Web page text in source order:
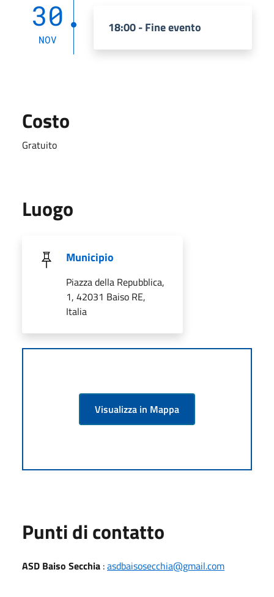
30
NOV
18:00 - Fine evento
Costo
Gratuito
Luogo
Municipio
Piazza della Repubblica,
1, 42031 Baiso RE,
Italia
Visualizza in Mappa
Punti di contatto
ASD Baiso Secchia :asdbaisosecchia@gmail.com